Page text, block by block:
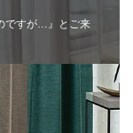
ですが…』とご来